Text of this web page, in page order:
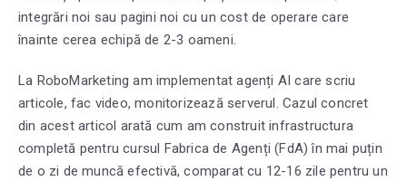
integrări noi sau pagini noi cu un cost de operare care
înainte cerea echipă de 2-3 oameni.
La RoboMarketing am implementat agenți AI care scriu
articole, fac video, monitorizează serverul. Cazul concret
din acest articol arată cum am construit infrastructura
completă pentru cursul Fabrica de Agenți (FdA) în mai puțin
de o zi de muncă efectivă, comparat cu 12-16 zile pentru un